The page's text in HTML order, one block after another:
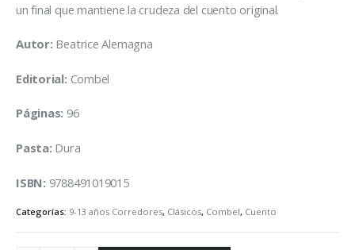
un final que mantiene la crudeza del cuento original.
Autor: Beatrice Alemagna
Editorial: Combel
Páginas: 96
Pasta: Dura
ISBN: 9788491019015
Categorías: 9-13 años Corredores, Clásicos, Combel, Cuento